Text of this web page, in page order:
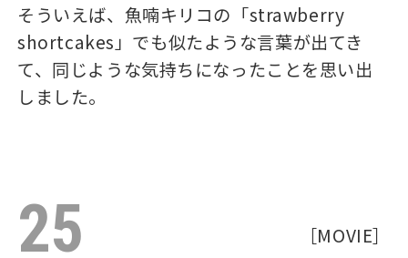
そういえば、魚喃キリコの「strawberry
shortcakes」でも似たような言葉が出てき
て、同じような気持ちになったことを思い出
しました。
25 ［MOVIE］